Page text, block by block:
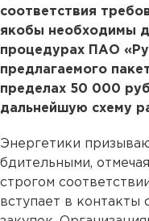
соответствия
якобы необходимы
процедурах ПАО
предлагаемого
пределах 50 000
дальнейшую схему
Энергетики
бдительными,
строгом
вступает в контакты